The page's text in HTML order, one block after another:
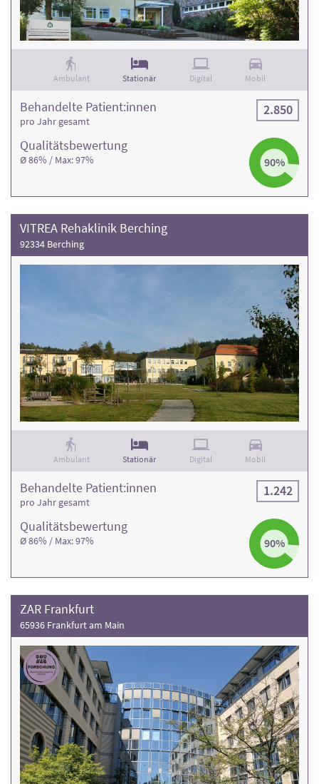
Ambulant Stationär Digital Mobil
Qualitäts­bewertung
Ø 86% / Max: 97% 90%
Behandelte Patient:innen
pro Jahr gesamt
2.850
VITREA Rehaklinik Berching
92334 Berching
Ambulant Stationär Digital Mobil
Qualitäts­bewertung
Ø 86% / Max: 97% 90%
Behandelte Patient:innen
pro Jahr gesamt
1.242
ZAR Frankfurt
65936 Frankfurt am Main